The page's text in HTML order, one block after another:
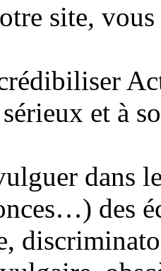
site, vous
et à
dans
des